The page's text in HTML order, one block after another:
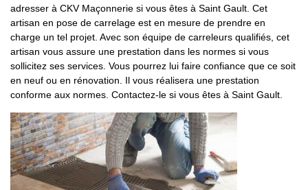
adresser à CKV Maçonnerie si vous êtes à Saint Gault. Cet
artisan en pose de carrelage est en mesure de prendre en
charge un tel projet. Avec son équipe de carreleurs qualifiés, cet
artisan vous assure une prestation dans les normes si vous
sollicitez ses services. Vous pourrez lui faire confiance que ce soit
en neuf ou en rénovation. Il vous réalisera une prestation
conforme aux normes. Contactez-le si vous êtes à Saint Gault.